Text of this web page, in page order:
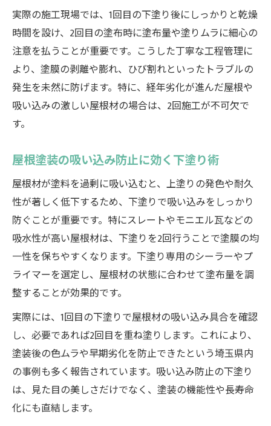
実際の施工現場では、1回目の下塗り後にしっかりと乾燥
時間を設け、2回目の塗布時に塗布量や塗りムラに細心の
注意を払うことが重要です。こうした丁寧な工程管理に
より、塗膜の剥離や膨れ、ひび割れといったトラブルの
発生を未然に防げます。特に、経年劣化が進んだ屋根や
吸い込みの激しい屋根材の場合は、2回施工が不可欠で
す。
屋根塗装の吸い込み防止に効く下塗り術
屋根材が塗料を過剰に吸い込むと、上塗りの発色や耐久
性が著しく低下するため、下塗りで吸い込みをしっかり
防ぐことが重要です。特にスレートやモニエル瓦などの
吸水性が高い屋根材は、下塗りを2回行うことで塗膜の均
一性を保ちやすくなります。下塗り専用のシーラーやプ
ライマーを選定し、屋根材の状態に合わせて塗布量を調
整することが効果的です。
実際には、1回目の下塗りで屋根材の吸い込み具合を確認
し、必要であれば2回目を重ね塗りします。これにより、
塗装後の色ムラや早期劣化を防止できたという埼玉県内
の事例も多く報告されています。吸い込み防止の下塗り
は、見た目の美しさだけでなく、塗装の機能性や長寿命
化にも直結します。